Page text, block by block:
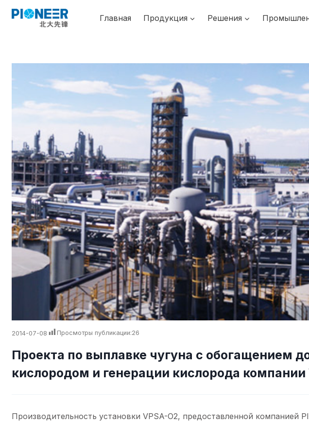
содержимому
Главная Продукция Решения
2014-07-08 Просмотры публикации:26
Проекта по выплавке чугуна с обогащением
кислородом и генерации кислорода компании
Производительность установки VPSA-O2, предоставленной компанией